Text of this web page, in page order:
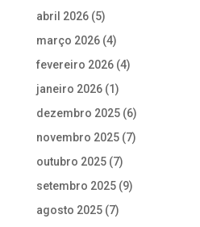
abril 2026(5)
março 2026(4)
fevereiro 2026(4)
janeiro 2026(1)
dezembro 2025(6)
novembro 2025(7)
outubro 2025(7)
setembro 2025(9)
agosto 2025(7)